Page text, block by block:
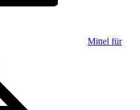
Mittel für